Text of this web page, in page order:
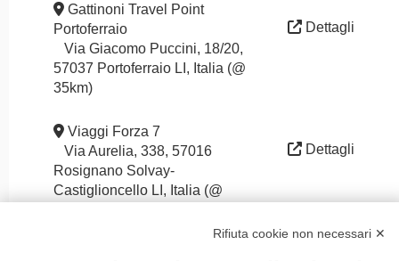
Gattinoni Travel Point
Portoferraio
Via Giacomo Puccini, 18/20,
57037 Portoferraio LI, Italia (@
35km)
Dettagli
Viaggi Forza 7
Via Aurelia, 338, 57016
Rosignano Solvay-
Castiglioncello LI, Italia (@
Dettagli
Rifiuta cookie non necessari ✕